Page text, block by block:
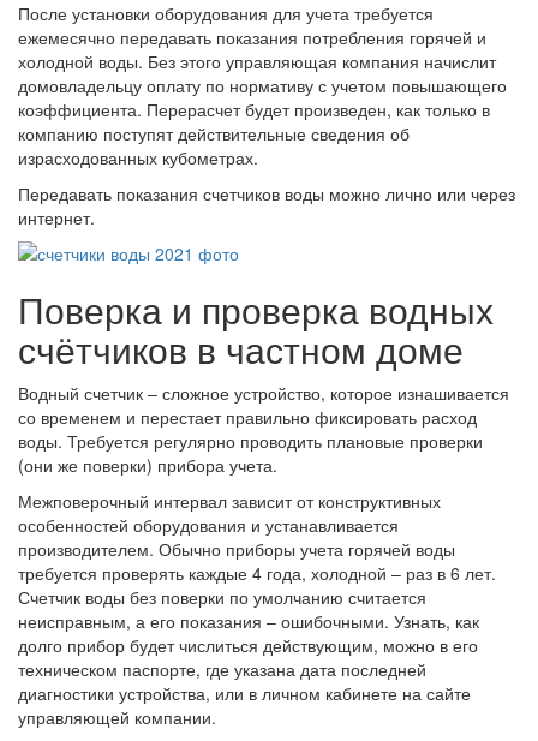
После установки оборудования для учета требуется
ежемесячно передавать показания потребления горячей и
холодной воды. Без этого управляющая компания начислит
домовладельцу оплату по нормативу с учетом повышающего
коэффициента. Перерасчет будет произведен, как только в
компанию поступят действительные сведения об
израсходованных кубометрах.
Передавать показания счетчиков воды можно лично или через
интернет.
Поверка и проверка водных
счётчиков в частном доме
Водный счетчик – сложное устройство, которое изнашивается
со временем и перестает правильно фиксировать расход
воды. Требуется регулярно проводить плановые проверки
(они же поверки) прибора учета.
Межповерочный интервал зависит от конструктивных
особенностей оборудования и устанавливается
производителем. Обычно приборы учета горячей воды
требуется проверять каждые 4 года, холодной – раз в 6 лет.
Счетчик воды без поверки по умолчанию считается
неисправным, а его показания – ошибочными. Узнать, как
долго прибор будет числиться действующим, можно в его
техническом паспорте, где указана дата последней
диагностики устройства, или в личном кабинете на сайте
управляющей компании.